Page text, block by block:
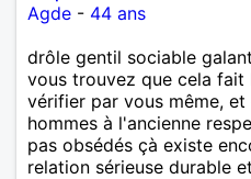
Agde - 44 ans
drôle gentil sociable
vous trouvez que cela fait
vérifier par vous même, et
hommes à l'ancienne
pas obsédés çà existe
relation sérieuse durable